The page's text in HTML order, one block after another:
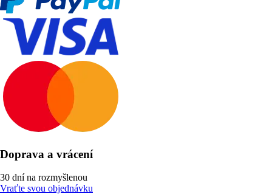
Doprava a vrácení
30 dní na rozmyšlenou
Vraťte svou objednávku